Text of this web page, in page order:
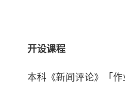
开设课程
本科《新闻评论》「作